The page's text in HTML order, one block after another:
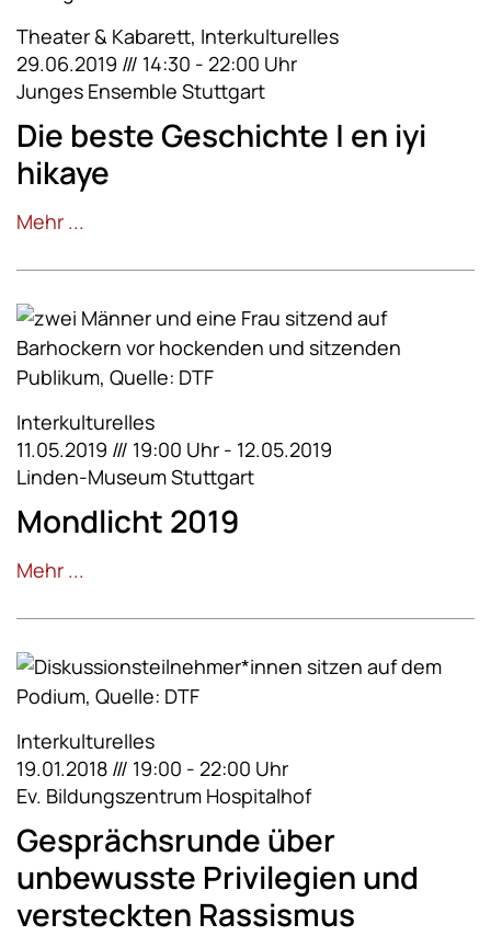
Theater & Kabarett, Interkulturelles
29.06.2019 /// 14:30 - 22:00 Uhr
Junges Ensemble Stuttgart
Die beste Geschichte | en iyi
hikaye
Mehr ...
Interkulturelles
11.05.2019 /// 19:00 Uhr - 12.05.2019
Linden-Museum Stuttgart
Mondlicht 2019
Mehr ...
Interkulturelles
19.01.2018 /// 19:00 - 22:00 Uhr
Ev. Bildungszentrum Hospitalhof
Gesprächsrunde über
unbewusste Privilegien und
versteckten Rassismus